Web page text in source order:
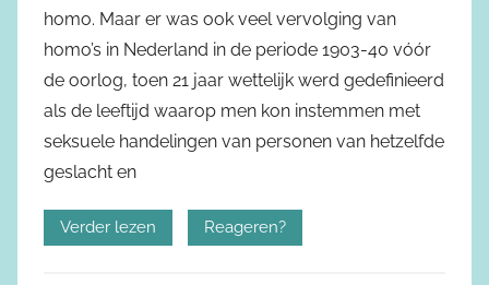
homo. Maar er was ook veel vervolging van
homo’s in Nederland in de periode 1903-40 vóór
de oorlog, toen 21 jaar wettelijk werd gedefinieerd
als de leeftijd waarop men kon instemmen met
seksuele handelingen van personen van hetzelfde
geslacht en
Verder lezen Reageren?